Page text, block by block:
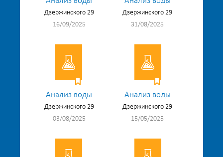
Дзержинского 29
16/09/2025
Дзержинского 29
31/08/2025
Анализ воды
Дзержинского 29
03/08/2025
Анализ воды
Дзержинского 29
15/05/2025